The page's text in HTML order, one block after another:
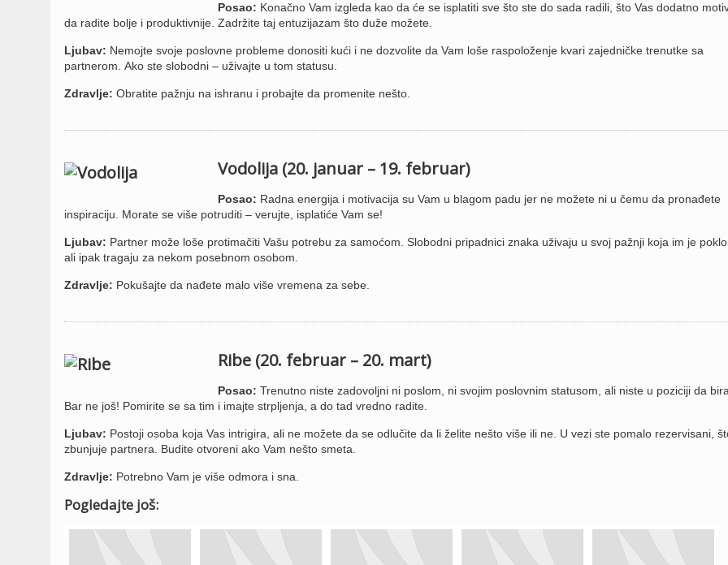
Posao: Konačno Vam izgleda kao da će se isplatiti sve što ste do sada radili, što Vas dodatno
da radite bolje i produktivnije. Zadržite taj entuzijazam što duže možete.
Ljubav: Nemojte svoje poslovne probleme donositi kući i ne dozvolite da Vam loše raspoloženje kvari zajedničke trenutke sa
partnerom. Ako ste slobodni – uživajte u tom statusu.
Zdravlje: Obratite pažnju na ishranu i probajte da promenite nešto.
Vodolija (20. januar – 19. februar)
Posao: Radna energija i motivacija su Vam u blagom padu jer ne možete ni u čemu da pronađete
inspiraciju. Morate se više potruditi – verujte, isplatiće Vam se!
Ljubav: Partner može loše protimačiti Vašu potrebu za samoćom. Slobodni pripadnici znaka uživaju u svoj pažnji koja im je
ali ipak tragaju za nekom posebnom osobom.
Zdravlje: Pokušajte da nađete malo više vremena za sebe.
Ribe (20. februar – 20. mart)
Posao: Trenutno niste zadovoljni ni poslom, ni svojim poslovnim statusom, ali niste u poziciji da
Bar ne još! Pomirite se sa tim i imajte strpljenja, a do tad vredno radite.
Ljubav: Postoji osoba koja Vas intrigira, ali ne možete da se odlučite da li želite nešto više ili ne. U vezi ste pomalo rezervisani,
zbunjuje partnera. Budite otvoreni ako Vam nešto smeta.
Zdravlje: Potrebno Vam je više odmora i sna.
Pogledajte još: